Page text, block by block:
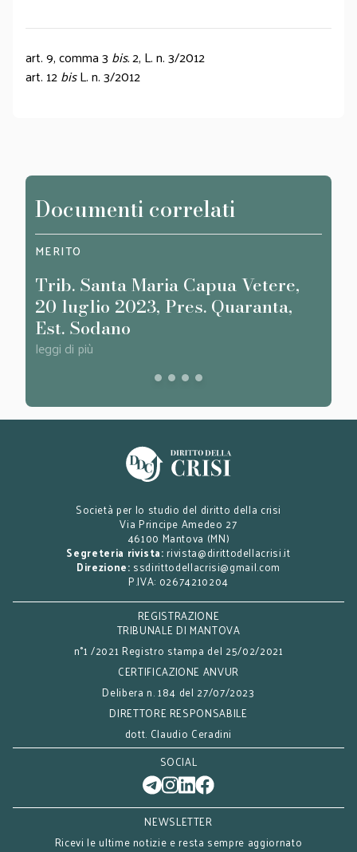
art. 9, comma 3 bis.2, L. n. 3/2012
art. 12bisL. n. 3/2012
Documenti correlati
MERITO
Trib. Santa Maria Capua Vetere,
20 luglio 2023, Pres. Quaranta,
Est. Sodano
leggi di più
Società per lo studio del diritto della crisi
Via Principe Amedeo 27
46100 Mantova (MN)
Segreteria rivista: rivista@dirittodellacrisi.it
Direzione: ssdirittodellacrisi@gmail.com
P.IVA: 02674210204
REGISTRAZIONE
TRIBUNALE DI MANTOVA
n°1 /2021 Registro stampa del 25/02/2021
CERTIFICAZIONE ANVUR
Delibera n. 184 del 27/07/2023
DIRETTORE RESPONSABILE
dott. Claudio Ceradini
SOCIAL
NEWSLETTER
Ricevi le ultime notizie e resta sempre aggiornato